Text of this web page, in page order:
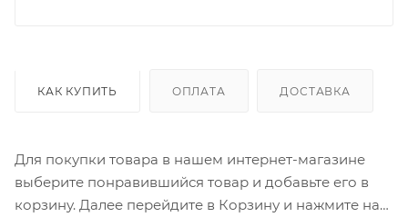
КАК КУПИТЬ ОПЛАТА ДОСТАВКА
Для покупки товара в нашем интернет-магазине
выберите понравившийся товар и добавьте его в
корзину. Далее перейдите в Корзину и нажмите на